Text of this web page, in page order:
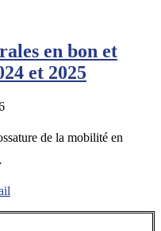
en bon et
et 2025
de la mobilité en